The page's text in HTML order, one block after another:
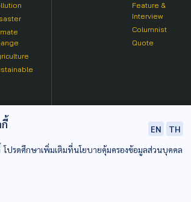
Feature &
Interview
Columnist
Quote
EN
TH
โปรดศึกษาเพิ่มเติมที่นโยบายคุ้มครองข้อมูลส่วนบุคคล